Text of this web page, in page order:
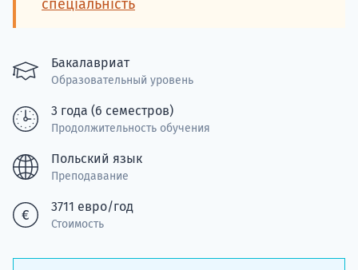
спеціальність
Бакалавриат
Образовательный уровень
3 года (6 семестров)
Продолжительность обучения
Польский язык
Преподавание
3711 евро/год
Стоимость